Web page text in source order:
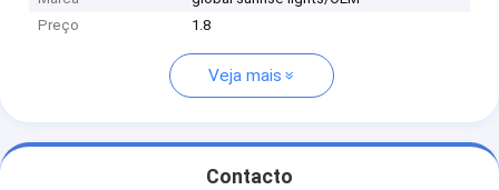
Preço
1.8
Veja mais
Contacto